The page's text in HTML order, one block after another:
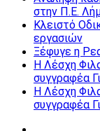
στην Π.Ε.
Κλειστό
εργασιών
Ξέφυγε η
Η Λέσχη
συγγραφέα
Η Λέσχη
συγγραφέα